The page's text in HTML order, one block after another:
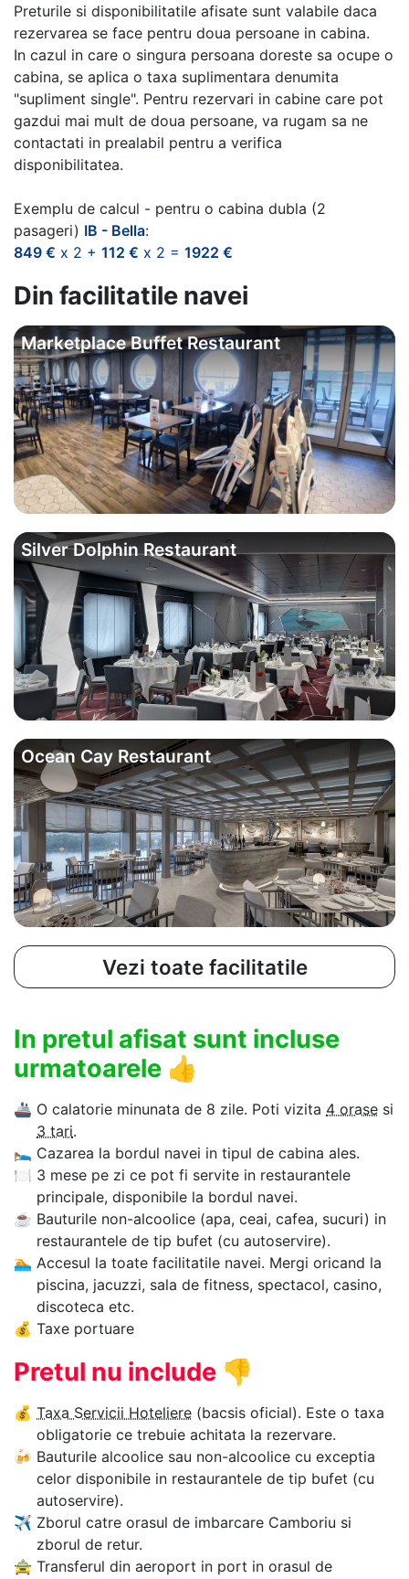
Preturile si disponibilitatile afisate sunt valabile daca
rezervarea se face pentru doua persoane in cabina.
In cazul in care o singura persoana doreste sa ocupe o
cabina, se aplica o taxa suplimentara denumita
"supliment single". Pentru rezervari in cabine care pot
gazdui mai mult de doua persoane, va rugam sa ne
contactati in prealabil pentru a verifica
disponibilitatea.
Exemplu de calcul - pentru o cabina dubla (2
pasageri) IB - Bella:
849 € x 2 + 112 € x 2 = 1922 €
Din facilitatile navei
Marketplace Buffet Restaurant
Silver Dolphin Restaurant
Ocean Cay Restaurant
Vezi toate facilitatile
In pretul afisat sunt incluse
urmatoarele 👍
🚢 O calatorie minunata de 8 zile. Poti vizita 4 orase si
3 tari.
🛌 Cazarea la bordul navei in tipul de cabina ales.
🍽 3 mese pe zi ce pot fi servite in restaurantele
principale, disponibile la bordul navei.
☕ Bauturile non-alcoolice (apa, ceai, cafea, sucuri) in
restaurantele de tip bufet (cu autoservire).
🏊‍ Accesul la toate facilitatile navei. Mergi oricand la
piscina, jacuzzi, sala de fitness, spectacol, casino,
discoteca etc.
💰 Taxe portuare
Pretul nu include 👎
💰 Taxa Servicii Hoteliere (bacsis oficial). Este o taxa
obligatorie ce trebuie achitata la rezervare.
🍻 Bauturile alcoolice sau non-alcoolice cu exceptia
celor disponibile in restaurantele de tip bufet (cu
autoservire).
✈ Zborul catre orasul de imbarcare Camboriu si
zborul de retur.
🚖 Transferul din aeroport in port in orasul de